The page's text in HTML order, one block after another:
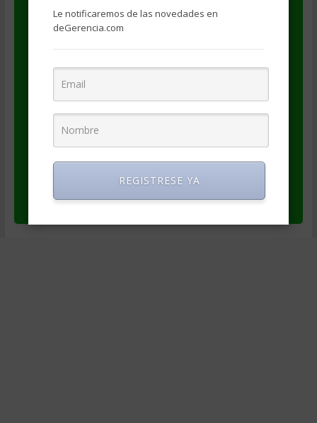
Competitiva)
(degerencia.com)
se provea un enlace al artículo original
(https://degerencia.com/articulo/diagnostico
_de_organizacion_y_personal/)
se provea un enlace a los datos del autor
(https://www.degerencia.com/autor/vc)
Le notificaremos de las novedades en
deGerencia.com
REGISTRESE YA